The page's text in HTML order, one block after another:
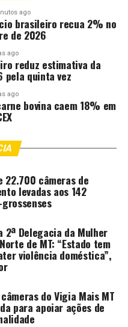
vai conseguir acessar
aparelhos possuem um
subtraído. Se essa
há a possibilidade de
de forma remota,
impedir que o criminoso
e deixar o aparelho
que o criminoso não
senha dos aplicativos
SMS.
a vítima registre um
o boletim de
próxima ou na nossa
no site da Polícia
investigar esse tipo de
ago
brasileiro recua 2% no
de 2026
ago
reduz estimativa da
pela quinta vez
ago
bovina caem 18% em
22.700 câmeras de
levadas aos 142
2ª Delegacia da Mulher
de MT: “Estado tem
violência doméstica”,
do Vigia Mais MT
para apoiar ações de